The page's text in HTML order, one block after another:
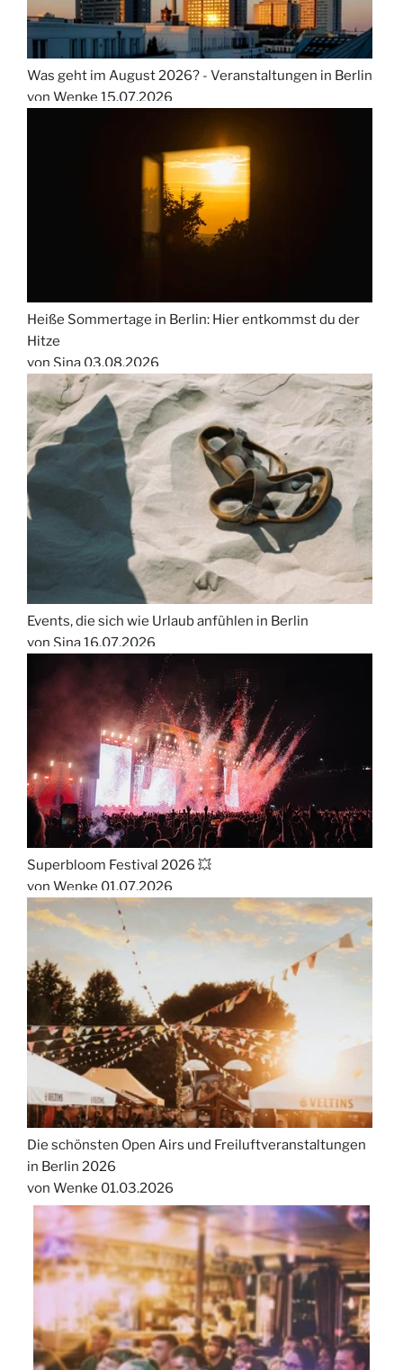
Was geht im August 2026? - Veranstaltungen in Berlin
von Wenke 15.07.2026
Heiße Sommertage in Berlin: Hier entkommst du der
Hitze
von Sina 03.08.2026
Events, die sich wie Urlaub anfühlen in Berlin
von Sina16.07.2026
Superbloom Festival 2026 💥
von Wenke 01.07.2026
Die schönsten Open Airs und Freiluftveranstaltungen
in Berlin 2026
von Wenke 01.03.2026